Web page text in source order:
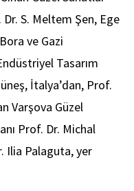
S. Meltem Şen, Ege
ve Gazi
Tasarım
İtalya’dan, Prof.
Varşova Güzel
Prof. Dr. Michal
Ilia Palaguta, yer